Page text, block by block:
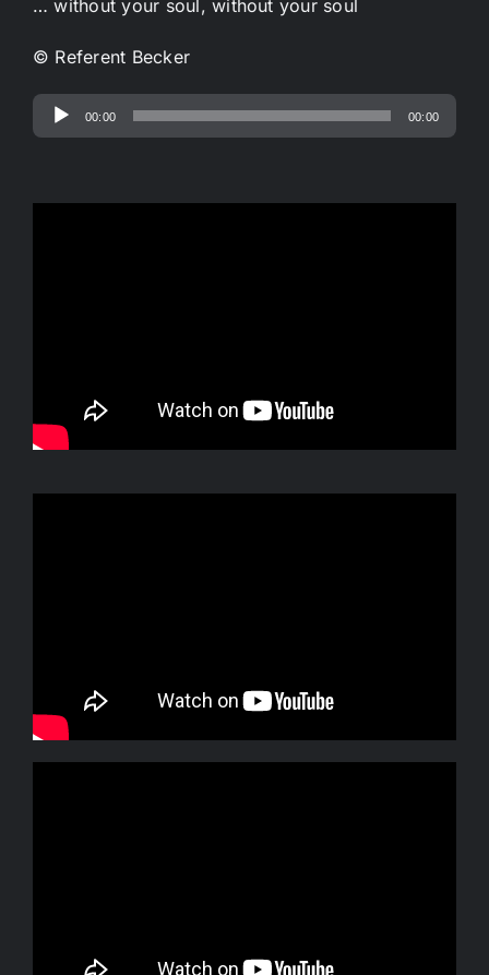
… without your soul, without your soul
© Referent Becker
Audio-
Player
00:00 00:00